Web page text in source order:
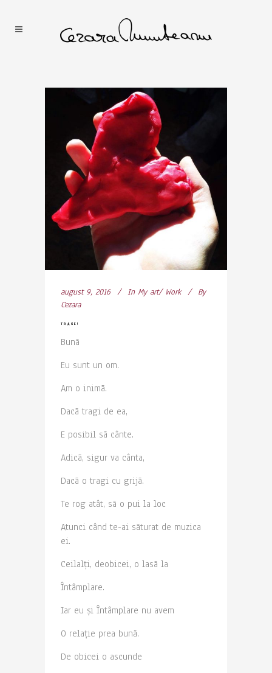
august 9, 2016 In My art/ Work
By
Cezara
TRAGE!
Bunã
Eu sunt un om.
Am o inimã.
Dacã tragi de ea,
E posibil sã cânte.
Adicã, sigur va cânta,
Dacã o tragi cu grijã.
Te rog atât, sã o pui la loc
Atunci când te-ai sãturat de muzica
ei.
Ceilalți, deobicei, o lasã la
Întâmplare.
Iar eu și Întâmplare nu avem
O relație prea bună.
De obicei o ascunde